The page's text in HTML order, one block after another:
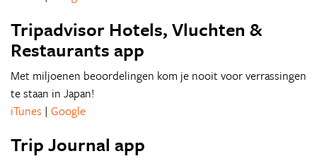
Tripadvisor Hotels, Vluchten &
Restaurants app
Met miljoenen beoordelingen kom je nooit voor verrassingen
te staan in Japan!
iTunes | Google
Trip Journal app